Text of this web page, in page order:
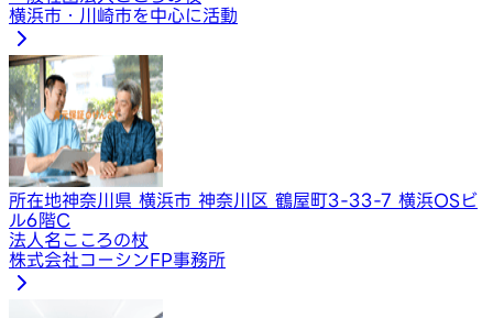
横浜市・川崎市を中心に活動
所在地神奈川県 横浜市 神奈川区 鶴屋町3-33-7 横浜OSビ
ル6階C
法人名 こころの杖
株式会社コーシンFP事務所